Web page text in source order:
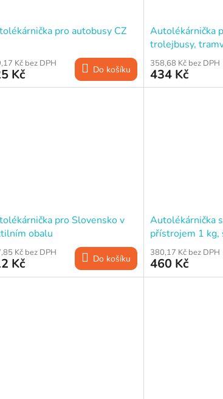
pro autobusy CZ
Kč bez DPH
Kč Do košíku
Autolékárnička
trolejbusy,
CZ
358,68 Kč bez DPH
434 Kč
pro Slovensko v
obalu
Kč bez DPH
Kč Do košíku
Autolékárnička
přístrojem 1 kg,
380,17 Kč bez DPH
460 Kč